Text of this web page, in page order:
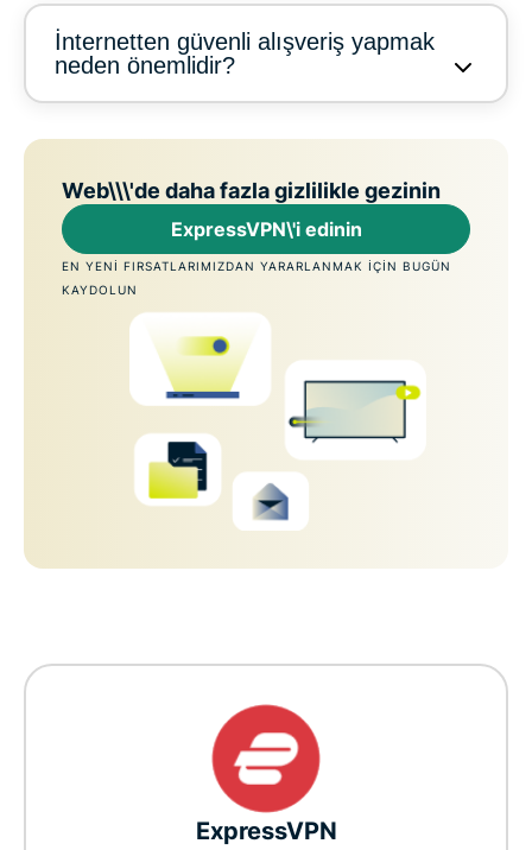
İnternetten güvenli alışveriş yapmak
neden önemlidir?
Web\\\'de daha fazla gizlilikle gezinin
ExpressVPN\'i edinin
EN YENI FIRSATLARIMIZDAN YARARLANMAK IÇIN BUGÜN
KAYDOLUN
ExpressVPN